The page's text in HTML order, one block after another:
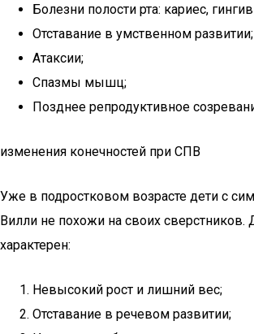
Болезни полости рта: кариес,
Отставание в умственном развитии;
Атаксии;
Спазмы мышц;
Позднее репродуктивное
изменения конечностей при СПВ
Уже в подростковом возрасте дети с
Вилли не похожи на своих сверстников.
характерен:
Невысокий рост и лишний вес;
Отставание в речевом развитии;